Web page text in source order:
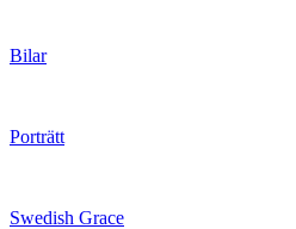
Bilar
Porträtt
Swedish Grace